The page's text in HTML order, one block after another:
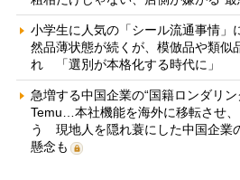
小学生に人気の「シール流通事情
然品薄状態が続くが、模倣品や類似
れ 「選別が本格化する時代に」
急増する中国企業の“国籍ロンダリ
Temu…本社機能を海外に移転させ
う 現地人を隠れ蓑にした中国企業
懸念も